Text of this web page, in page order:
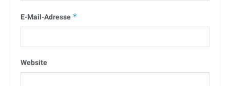
E-Mail-Adresse *
Website